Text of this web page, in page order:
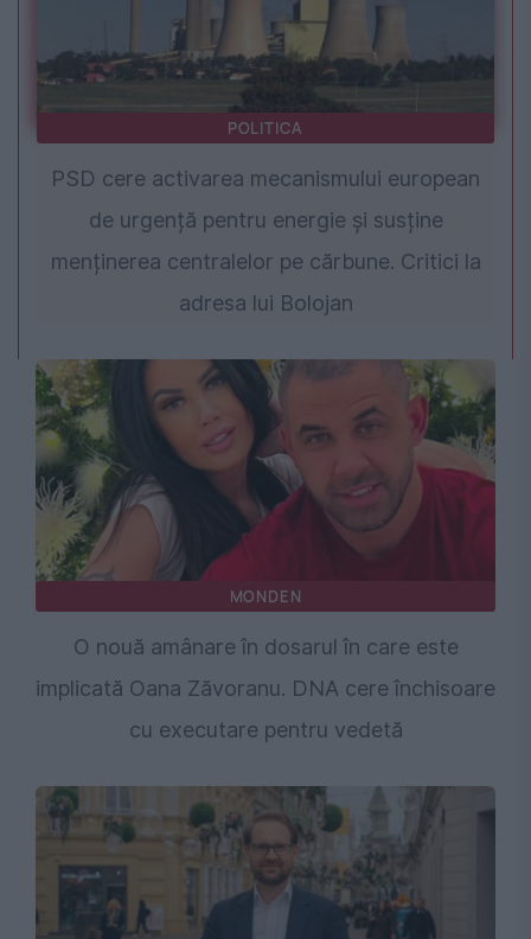
POLITICA
PSD cere activarea mecanismului european
de urgență pentru energie și susține
menținerea centralelor pe cărbune. Critici la
adresa lui Bolojan
MONDEN
O nouă amânare în dosarul în care este
implicată Oana Zăvoranu. DNA cere închisoare
cu executare pentru vedetă